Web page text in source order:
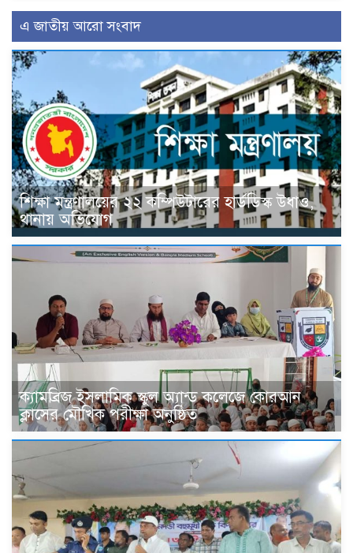
এ জাতীয় আরো সংবাদ
শিক্ষা মন্ত্রণালয়ের ২২ কম্পিউটারের হার্ডডিস্ক উধাও,
থানায় অভিযোগ
ক্যামব্রিজ ইসলামিক স্কুল অ্যান্ড কলেজে কোরআন
ক্লাসের মৌখিক পরীক্ষা অনুষ্ঠিত